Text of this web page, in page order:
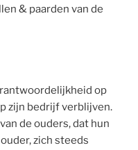
& paarden van de
op
zijn bedrijf verblijven.
de ouders, dat hun
zich steeds